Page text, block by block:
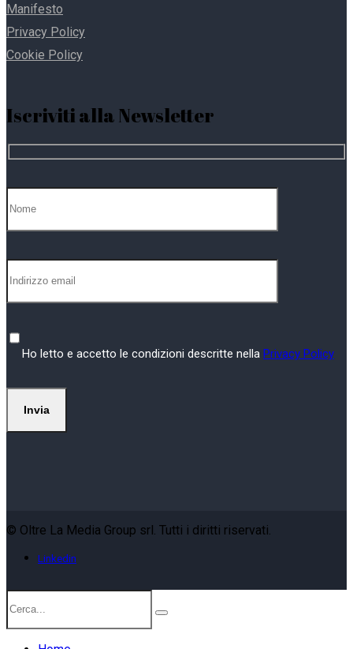
Manifesto
Privacy Policy
Cookie Policy
Iscriviti alla Newsletter
Ho letto e accetto le condizioni descritte nella Privacy Policy
© Oltre La Media Group srl. Tutti i diritti riservati.
Linkedin